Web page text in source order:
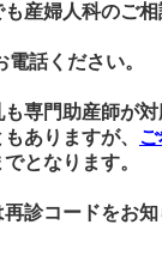
産婦人科のご
電話ください。
専門助産師が対
ありますが、
となります。
診コードをお